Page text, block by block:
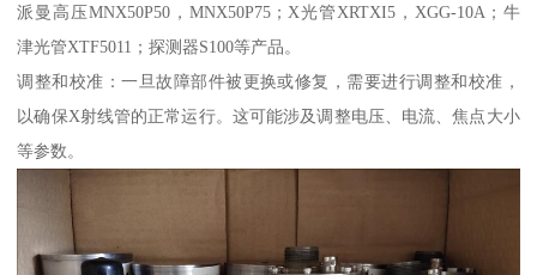
派曼高压MNX50P50，MNX50P75；X光管XRTXI5，XGG-10A；牛
津光管XTF5011；探测器S100等产品。
调整和校准：一旦故障部件被更换或修复，需要进行调整和校准，
以确保X射线管的正常运行。这可能涉及调整电压、电流、焦点大小
等参数。